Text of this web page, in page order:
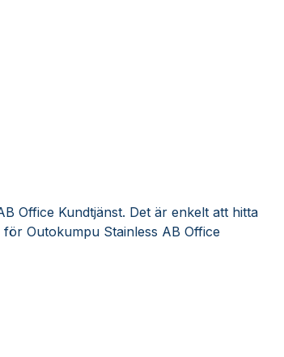
Office Kundtjänst. Det är enkelt att hitta
Outokumpu Stainless AB Office